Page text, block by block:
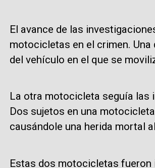
El avance de las
motocicletas en el crimen.
del vehículo en el que se
La otra motocicleta seguía las
Dos sujetos en una
causándole una herida mortal
Estas dos motocicletas fueron